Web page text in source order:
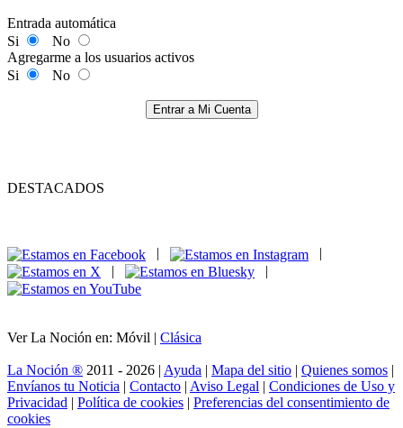
Entrada automática
Si
No
Agregarme a los usuarios activos
Si
No
Entrar a Mi Cuenta
DESTACADOS
|
|
Ver La Noción en: Móvil | Clásica
La Noción ® 2011 - 2026 | Ayuda | Mapa del sitio | Quienes somos |
Envíanos tu Noticia | Contacto | Aviso Legal | Condiciones de Uso y
Privacidad | Política de cookies | Preferencias del consentimiento de
cookies